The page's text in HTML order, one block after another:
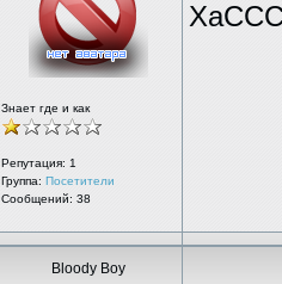
Знает где и как
Репутация: 1
Группа: Посетители
Сообщений: 38
Bloody Boy